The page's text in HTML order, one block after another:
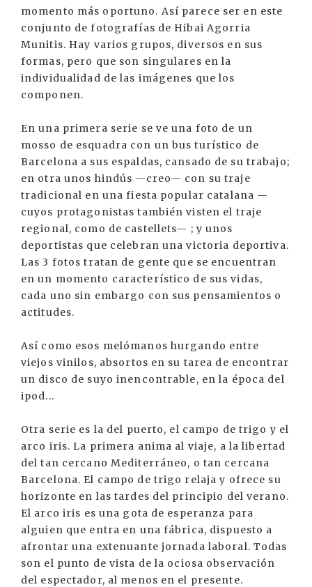
momento más oportuno. Así parece ser en este
conjunto de fotografías de Hibai Agorria
Munitis. Hay varios grupos, diversos en sus
formas, pero que son singulares en la
individualidad de las imágenes que los
componen.
En una primera serie se ve una foto de un
mosso de esquadra con un bus turístico de
Barcelona a sus espaldas, cansado de su trabajo;
en otra unos hindús —creo— con su traje
tradicional en una fiesta popular catalana —
cuyos protagonistas también visten el traje
regional, como de castellets— ; y unos
deportistas que celebran una victoria deportiva.
Las 3 fotos tratan de gente que se encuentran
en un momento característico de sus vidas,
cada uno sin embargo con sus pensamientos o
actitudes.
Así como esos melómanos hurgando entre
viejos vinilos, absortos en su tarea de encontrar
un disco de suyo inencontrable, en la época del
ipod...
Otra serie es la del puerto, el campo de trigo y el
arco iris. La primera anima al viaje, a la libertad
del tan cercano Mediterráneo, o tan cercana
Barcelona. El campo de trigo relaja y ofrece su
horizonte en las tardes del principio del verano.
El arco iris es una gota de esperanza para
alguien que entra en una fábrica, dispuesto a
afrontar una extenuante jornada laboral. Todas
son el punto de vista de la ociosa observación
del espectador, al menos en el presente.